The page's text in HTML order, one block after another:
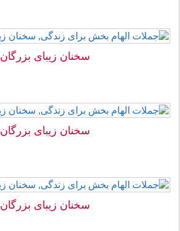
سخنان زیبای بزرگان
سخنان زیبای بزرگان
سخنان زیبای بزرگان